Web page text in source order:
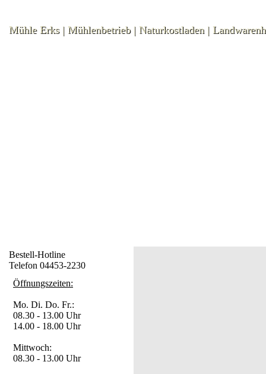
Mühle Erks | Mühlenbetrieb | Naturkostladen |
Bestell-Hotline
Telefon 04453-2230
Öffnungszeiten:
Mo. Di. Do. Fr.:
08.30 - 13.00 Uhr
14.00 - 18.00 Uhr
Mittwoch:
08.30 - 13.00 Uhr